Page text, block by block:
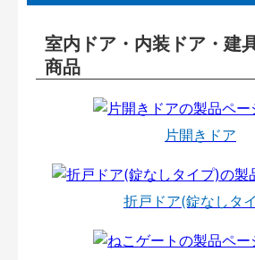
室内ドア・内装ドア・建
商品
片開きドア
折戸ドア(錠なしタ